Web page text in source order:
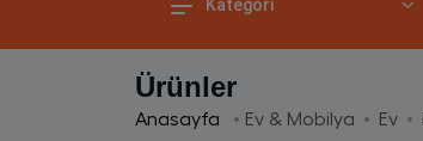
Kategori
Ürünler
Anasayfa Ev & Mobilya Ev